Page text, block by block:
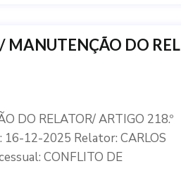
MANUTENÇÃO DO REL
DO RELATOR/ ARTIGO 218.º
16-12-2025 Relator: CARLOS
CONFLITO DE